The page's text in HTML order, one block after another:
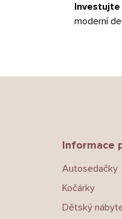
moderní
Informace
Autosedačky
Kočárky
Dětský